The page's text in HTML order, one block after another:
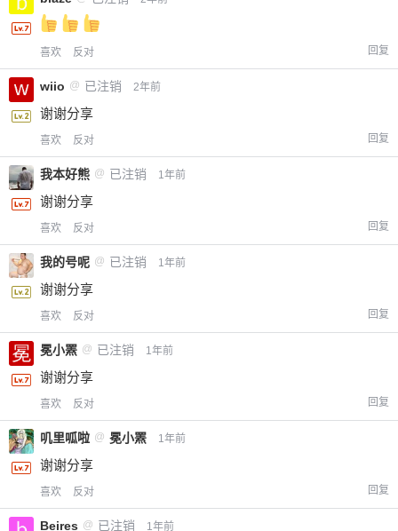
喜欢 反对 回复
wiio @ 已注销 2年前
谢谢分享
喜欢 反对 回复
我本好熊 @ 已注销 1年前
谢谢分享
喜欢 反对 回复
我的号呢 @ 已注销 1年前
谢谢分享
喜欢 反对 回复
冕小罴 @ 已注销 1年前
谢谢分享
喜欢 反对 回复
叽里呱啦 @ 冕小罴 1年前
谢谢分享
喜欢 反对 回复
Beires @ 已注销 1年前
您没有权限发布内容，请购买会员或者提升权
限。